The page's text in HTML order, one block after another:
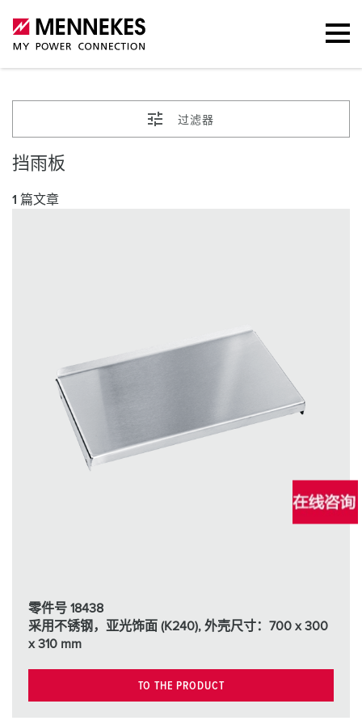
过滤器
挡雨板
1 篇文章
零件号 18438
采用不锈钢，亚光饰面 (K240), 外壳尺寸：700 x 300
x 310 mm
TO THE PRODUCT